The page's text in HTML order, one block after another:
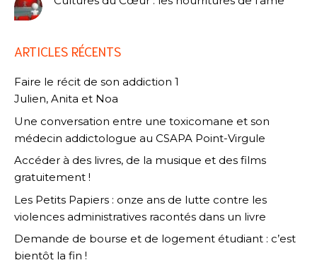
ARTICLES RÉCENTS
Faire le récit de son addiction 1
Julien, Anita et Noa
Une conversation entre une toxicomane et son
médecin addictologue au CSAPA Point-Virgule
Accéder à des livres, de la musique et des films
gratuitement !
Les Petits Papiers : onze ans de lutte contre les
violences administratives racontés dans un livre
Demande de bourse et de logement étudiant : c’est
bientôt la fin !